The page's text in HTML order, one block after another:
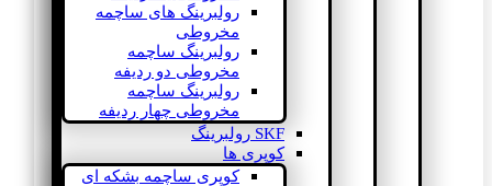
رولبرینگ های ساچمه
مخروطی
رولبرینگ ساچمه
مخروطی دو ردیفه
رولبرینگ ساچمه
مخروطی چهار ردیفه
SKF رولبرینگ
کوپری ها
کوپری ساچمه بشکه ای